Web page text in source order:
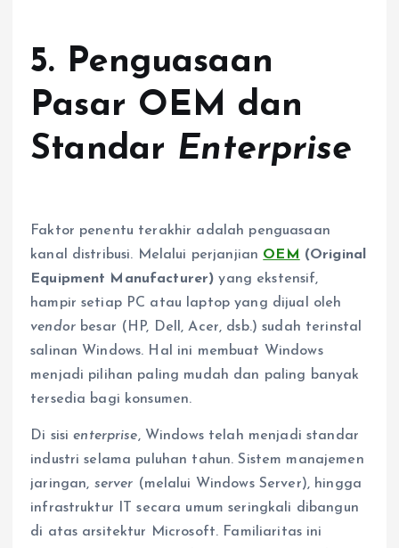
5. Penguasaan
Pasar OEM dan
Standar Enterprise
Faktor penentu terakhir adalah penguasaan
kanal distribusi. Melalui perjanjian OEM (Original
Equipment Manufacturer) yang ekstensif,
hampir setiap PC atau laptop yang dijual oleh
vendorbesar (HP, Dell, Acer, dsb.) sudah terinstal
salinan Windows. Hal ini membuat Windows
menjadi pilihan paling mudah dan paling banyak
tersedia bagi konsumen.
Di sisienterprise, Windows telah menjadi standar
industri selama puluhan tahun. Sistem manajemen
jaringan, server (melalui Windows Server), hingga
infrastruktur IT secara umum seringkali dibangun
di atas arsitektur Microsoft. Familiaritas ini